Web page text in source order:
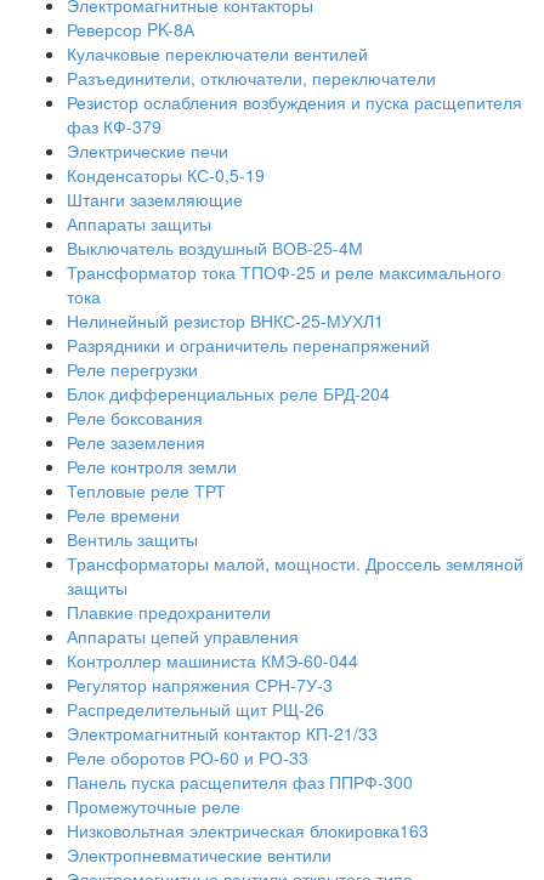
Электромагнитные контакторы
Реверсор PK-8А
Кулачковые переключатели вентилей
Разъединители, отключатели, переключатели
Резистор ослабления возбуждения и пуска расщепителя
фаз КФ-379
Электрические печи
Конденсаторы КС-0,5-19
Штанги заземляющие
Аппараты защиты
Выключатель воздушный ВОВ-25-4М
Трансформатор тока ТПОФ-25 и реле максимального
тока
Нелинейный резистор ВНКС-25-МУХЛ1
Разрядники и ограничитель перенапряжений
Реле перегрузки
Блок дифференциальных реле БРД-204
Реле боксования
Реле заземления
Реле контроля земли
Тепловые реле ТРТ
Реле времени
Вентиль защиты
Трансформаторы малой, мощности. Дроссель земляной
защиты
Плавкие предохранители
Аппараты цепей управления
Контроллер машиниста КМЭ-60-044
Регулятор напряжения СРН-7У-3
Распределительный щит РЩ-26
Электромагнитный контактор КП-21/33
Реле оборотов РО-60 и РО-33
Панель пуска расщепителя фаз ППРФ-300
Промежуточные реле
Низковольтная электрическая блокировка163
Электропневматические вентили